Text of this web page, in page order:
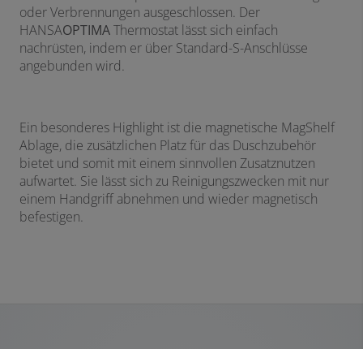
oder Verbrennungen ausgeschlossen. Der
HANSAOPTIMAThermostat lässt sich einfach
nachrüsten, indem er über Standard-S-Anschlüsse
angebunden wird.
Ein besonderes Highlight ist die magnetische MagShelf
Ablage, die zusätzlichen Platz für das Duschzubehör
bietet und somit mit einem sinnvollen Zusatznutzen
aufwartet. Sie lässt sich zu Reinigungszwecken mit nur
einem Handgriff abnehmen und wieder magnetisch
befestigen.